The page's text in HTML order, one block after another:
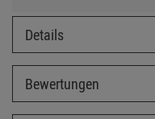
Details
Bewertungen